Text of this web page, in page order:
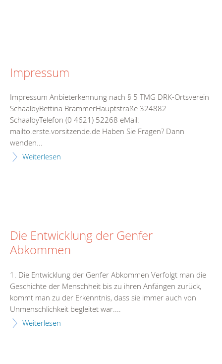
Impressum
Impressum Anbieterkennung nach § 5 TMG DRK-Ortsverein
SchaalbyBettina BrammerHauptstraße 324882
SchaalbyTelefon (0 4621) 52268 eMail:
mailto.erste.vorsitzende.de Haben Sie Fragen? Dann
wenden...
Weiterlesen
Die Entwicklung der Genfer
Abkommen
1. Die Entwicklung der Genfer Abkommen Verfolgt man die
Geschichte der Menschheit bis zu ihren Anfängen zurück,
kommt man zu der Erkenntnis, dass sie immer auch von
Unmenschlichkeit begleitet war....
Weiterlesen